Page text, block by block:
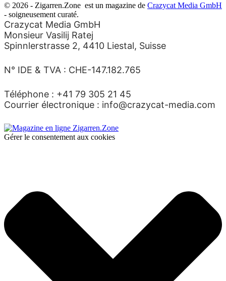
© 2026 - Zigarren.Zone est un magazine de Crazycat Media GmbH
- soigneusement curaté.
Crazycat Media GmbH
Monsieur Vasilij Ratej
Spinnlerstrasse 2, 4410 Liestal, Suisse
N° IDE & TVA : CHE-147.182.765
Téléphone : +41 79 305 21 45
Courrier électronique : info@crazycat-media.com
Gérer le consentement aux cookies